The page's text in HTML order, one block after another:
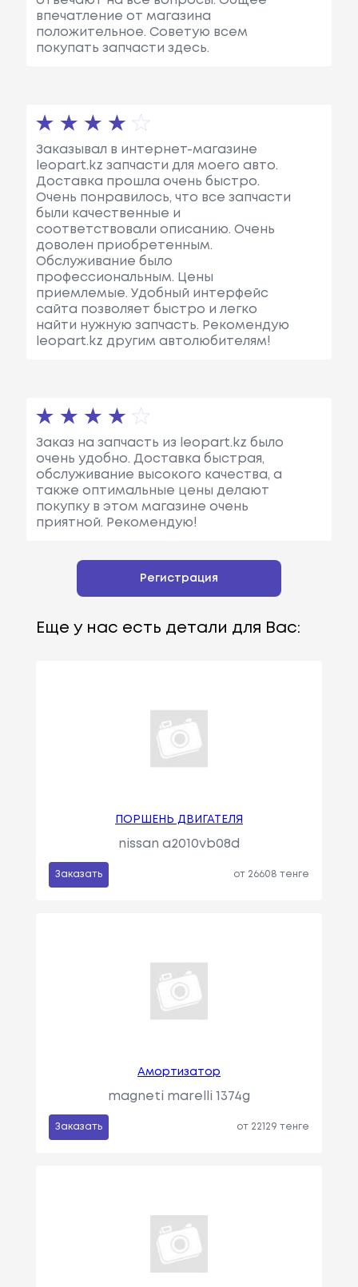
впечатление от магазина
положительное. Советую всем
покупать запчасти здесь.
Заказывал в интернет-магазине
leopart.kz запчасти для моего авто.
Доставка прошла очень быстро.
Очень понравилось, что все запчасти
были качественные и
соответствовали описанию. Очень
доволен приобретенным.
Обслуживание было
профессиональным. Цены
приемлемые. Удобный интерфейс
сайта позволяет быстро и легко
найти нужную запчасть. Рекомендую
leopart.kz другим автолюбителям!
Заказ на запчасть из leopart.kz было
очень удобно. Доставка быстрая,
обслуживание высокого качества, а
также оптимальные цены делают
покупку в этом магазине очень
приятной. Рекомендую!
Регистрация
Еще у нас есть детали для Вас:
ПОРШЕНЬ ДВИГАТЕЛЯ
nissan a2010vb08d
Заказать от 26608 тенге
Амортизатор
magneti marelli 1374g
Заказать от 22129 тенге